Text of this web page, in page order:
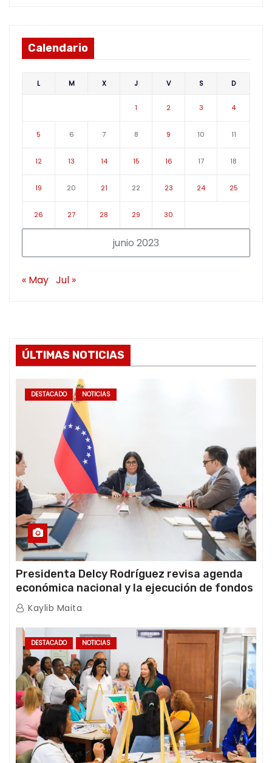
Calendario
junio 2023
L M X J V S D
1 2 3 4
5 6 7 8 9 10 11
12 13 14 15 16 17 18
19 20 21 22 23 24 25
26 27 28 29 30
« May Jul »
ÚLTIMAS NOTICIAS
DESTACADO NOTICIAS
Presidenta Delcy Rodríguez revisa agenda
económica nacional y la ejecución de fondos
de emergencia post-sismos
Kaylib Maita
DESTACADO NOTICIAS